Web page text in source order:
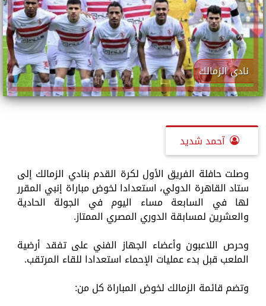
نادي الزمالك
آحمد شديد
وصلت حافلة الفريق الأول لكرة القدم بنادي الزمالك إلى
ستاد القاهرة الدولي، استعدادا لخوض مباراة إنبي المقرر
لها في السابعة مساء اليوم في الجولة الحادية
والعشرين لمسابقة الدوري المصري الممتاز.
وحرص اللاعبون وأعضاء الجهاز الفني على تفقد أرضية
الملعب قبل بدء عمليات الإحماء استعدادا للقاء المرتقب.
وتضم قائمة الزمالك لخوض المباراة كل من: